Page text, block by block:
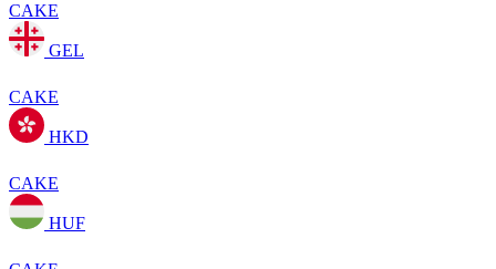
CAKE
GEL
CAKE
HKD
CAKE
HUF